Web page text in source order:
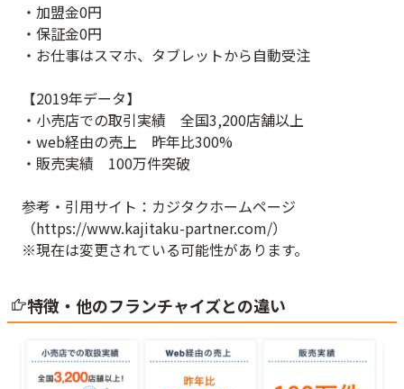
・加盟金0円
・保証金0円
・お仕事はスマホ、タブレットから自動受注
【2019年データ】
・小売店での取引実績 全国3,200店舗以上
・web経由の売上 昨年比300%
・販売実績 100万件突破
参考・引用サイト：カジタクホームページ
（https://www.kajitaku-partner.com/）
※現在は変更されている可能性があります。
特徴・他のフランチャイズとの違い